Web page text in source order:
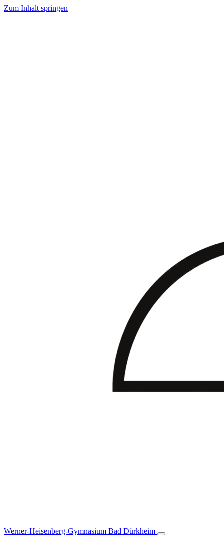
Zum Inhalt springen
Werner-Heisenberg-Gymnasium Bad Dürkheim